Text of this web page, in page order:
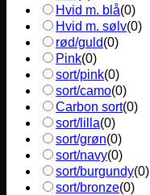
Hvid m. blå(0)
Hvid m. sølv(0)
rød/guld(0)
Pink(0)
sort/pink(0)
sort/camo(0)
Carbon sort(0)
sort/lilla(0)
sort/grøn(0)
sort/navy(0)
sort/burgundy(0)
sort/bronze(0)